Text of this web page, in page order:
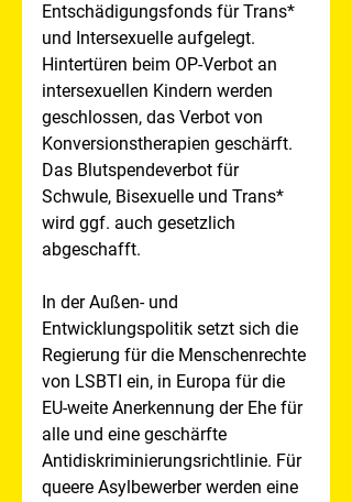
Entschädigungsfonds für Trans*
und Intersexuelle aufgelegt.
Hintertüren beim OP-Verbot an
intersexuellen Kindern werden
geschlossen, das Verbot von
Konversionstherapien geschärft.
Das Blutspendeverbot für
Schwule, Bisexuelle und Trans*
wird ggf. auch gesetzlich
abgeschafft.
In der Außen- und
Entwicklungspolitik setzt sich die
Regierung für die Menschenrechte
von LSBTI ein, in Europa für die
EU-weite Anerkennung der Ehe für
alle und eine geschärfte
Antidiskriminierungsrichtlinie. Für
queere Asylbewerber werden eine